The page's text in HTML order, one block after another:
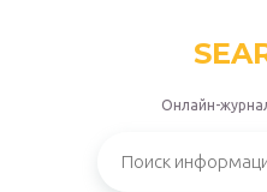
Онлайн-